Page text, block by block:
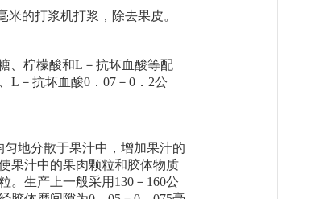
的打浆机打浆，除去果皮。
、柠檬酸和L－抗坏血酸等配
L－抗坏血酸0．07－0．2公
地分散于果汁中，增加果汁的
果汁中的果肉颗粒和胶体物质
。生产上一般采用130－160公